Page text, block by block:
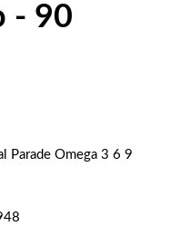
- 90
Parade Omega 3 6 9